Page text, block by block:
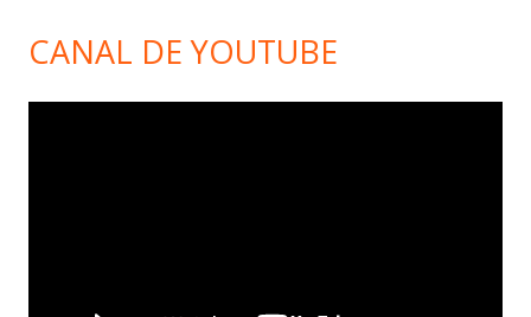
CANAL DE YOUTUBE